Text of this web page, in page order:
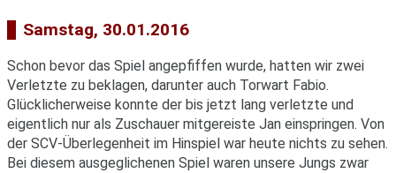
Samstag, 30.01.2016
Schon bevor das Spiel angepfiffen wurde, hatten wir zwei
Verletzte zu beklagen, darunter auch Torwart Fabio.
Glücklicherweise konnte der bis jetzt lang verletzte und
eigentlich nur als Zuschauer mitgereiste Jan einspringen. Von
der SCV-Überlegenheit im Hinspiel war heute nichts zu sehen.
Bei diesem ausgeglichenen Spiel waren unsere Jungs zwar